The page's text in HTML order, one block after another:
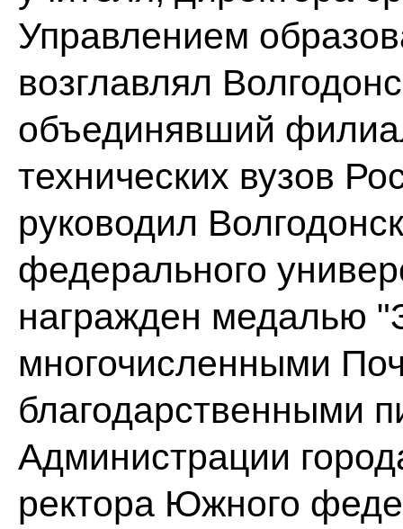
Управлением
возглавлял
объединявший
технических вузов
руководил
федерального
награжден медалью
многочисленными
благодарственными
Администрации
ректора Южного